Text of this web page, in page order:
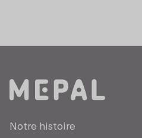
Notre histoire